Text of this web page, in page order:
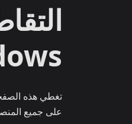
تغطي هذه
على جميع